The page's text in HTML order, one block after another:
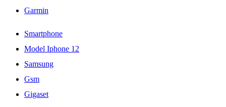
Garmin
Smartphone
Model Iphone 12
Samsung
Gsm
Gigaset